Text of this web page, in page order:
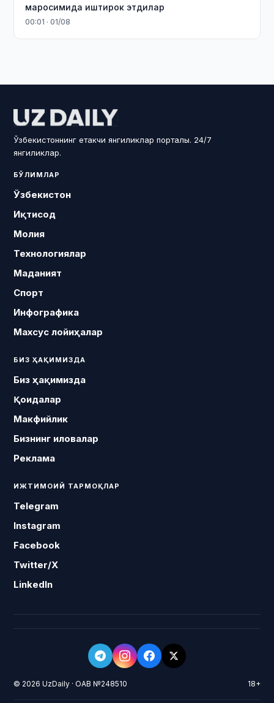
маросимида иштирок этдилар
00:01 · 01/08
Ўзбекистоннинг етакчи янгиликлар порталы. 24/7
янгиликлар.
БЎЛИМЛАР
Ўзбекистон
Иқтисод
Молия
Технологиялар
Маданият
Спорт
Инфографика
Махсус лойиҳалар
БИЗ ҲАҚИМИЗДА
Биз ҳақимизда
Қоидалар
Макфийлик
Бизнинг иловалар
Реклама
ИЖТИМОИЙ ТАРМОҚЛАР
Telegram
Instagram
Facebook
Twitter/X
LinkedIn
© 2026 UzDaily · ОАВ №248510 18+